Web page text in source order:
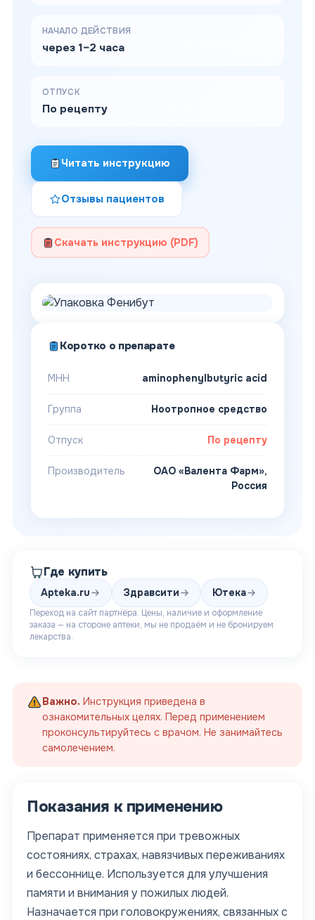
НАЧАЛО ДЕЙСТВИЯ
через 1–2 часа
ОТПУСК
По рецепту
Читать инструкцию
Отзывы пациентов
Скачать инструкцию (PDF)
Коротко о препарате
МНН aminophenylbutyric acid
Группа Ноотропное средство
Отпуск По рецепту
Производитель
ОАО «Валента Фарм»,
Россия
Где купить
Apteka.ru Здравсити Ютека
Переход на сайт партнёра. Цены, наличие и оформление
заказа — на стороне аптеки, мы не продаём и не бронируем
лекарства.
Важно. Инструкция приведена в
ознакомительных целях. Перед применением
проконсультируйтесь с врачом. Не занимайтесь
самолечением.
Показания к применению
Препарат применяется при тревожных
состояниях, страхах, навязчивых переживаниях
и бессоннице. Используется для улучшения
памяти и внимания у пожилых людей.
Назначается при головокружениях, связанных с